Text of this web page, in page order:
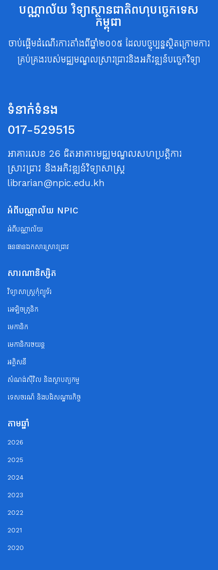
បណ្ណាល័យ វិទ្យាស្ថានជាតិពហុបច្ចេកទេស
កម្ពុជា
ចាប់ផ្តើមដំណើរការតាំងពីឆ្នាំ២០០៥ ដែលបច្ចុប្បន្នស្ថិតក្រោមការ
គ្រប់គ្រងរបស់មជ្ឈមណ្ឌលស្រាវជ្រាវនិងអភិវឌ្ឍន៍បច្ចេកវិទ្យា
ទំនាក់ទំនង
017-529515
អាគារលេខ 26 ជិតអាគារមជ្ឈមណ្ឌលសហប្រត្តិការ
ស្រាវជ្រាវ និងអភិវឌ្ឍន៍វិទ្យាសាស្ត្រ
librarian@npic.edu.kh
អំពីបណ្ណាល័យ NPIC
អំពីបណ្ណាល័យ
ធនធានឯកសារស្រាវជ្រាវ
សារណានិស្សិត
វិទ្យាសាស្ត្រកុំព្យូទ័រ
អេឡិចត្រូនិក
មេកានិក
មេកានិករថយន្ត
អគ្គិសនី
សំណង់ស៊ីវិល និងស្ថាបត្យកម្ម
ទេសចរណ័ និងបដិសណ្ឋារកិច្ច
តាមឆ្នាំ
2026
2025
2024
2023
2022
2021
2020